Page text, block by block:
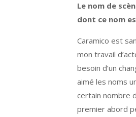
Le nom de
dont ce nom
Caramico est
mon travail
besoin d’un
aimé les noms
certain nombre
premier abord